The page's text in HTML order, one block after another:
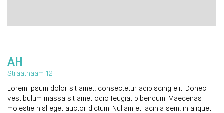
AH
Straatnaam 12
Lorem ipsum dolor sit amet, consectetur adipiscing elit. Donec
vestibulum massa sit amet odio feugiat bibendum. Maecenas
molestie nisl eget auctor dictum. Nullam et lacinia sem, in aliquet